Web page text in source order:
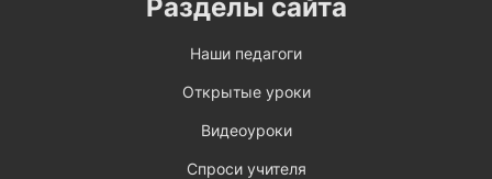
Разделы сайта
Наши педагоги
Открытые уроки
Видеоуроки
Спроси учителя